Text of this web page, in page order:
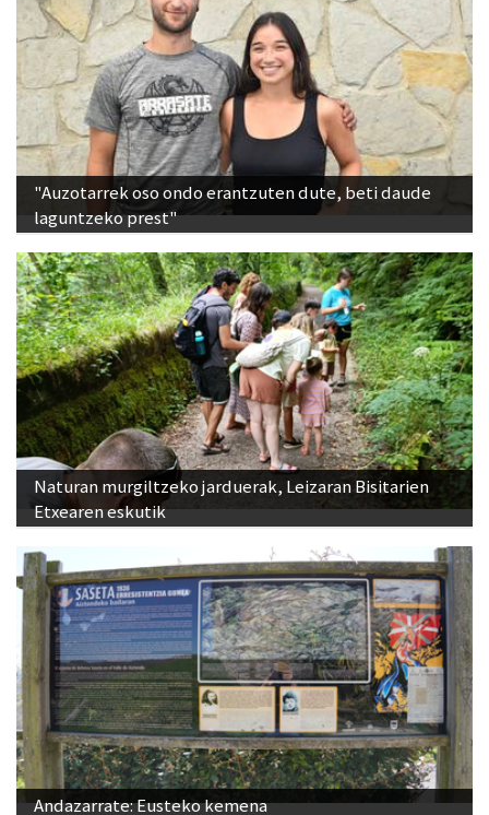
"Auzotarrek oso ondo erantzuten dute, beti daude
laguntzeko prest"
Naturan murgiltzeko jarduerak, Leizaran Bisitarien
Etxearen eskutik
Andazarrate: Eusteko kemena